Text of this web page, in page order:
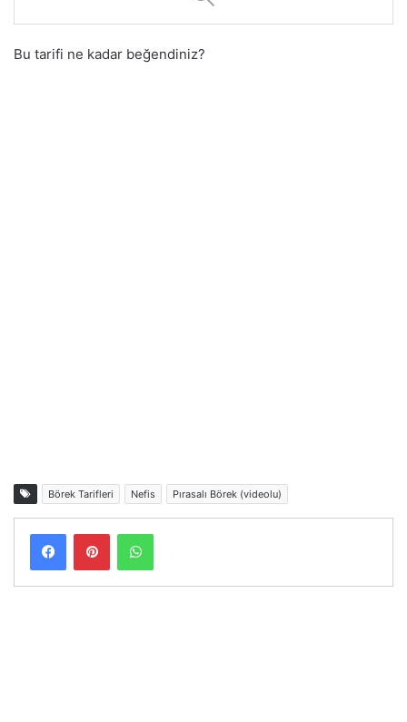
Bu tarifi ne kadar beğendiniz?
Börek Tarifleri Nefis Pırasalı Börek (videolu)
FacebookPinterestWhatsApp